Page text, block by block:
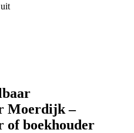
Moerdijk –
of boekhouder